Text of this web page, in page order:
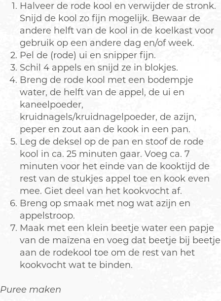
Halveer de rode kool en verwijder de stronk.
Snijd de kool zo fijn mogelijk. Bewaar de
andere helft van de kool in de koelkast voor
gebruik op een andere dag en/of week.
Pel de (rode) ui en snipper fijn.
Schil 4 appels en snijd ze in blokjes.
Breng de rode kool met een bodempje
water, de helft van de appel, de ui en
kaneelpoeder,
kruidnagels/kruidnagelpoeder, de azijn,
peper en zout aan de kook in een pan.
Leg de deksel op de pan en stoof de rode
kool in ca. 25 minuten gaar. Voeg ca. 7
minuten voor het einde van de kooktijd de
rest van de stukjes appel toe en kook even
mee. Giet deel van het kookvocht af.
Breng op smaak met nog wat azijn en
appelstroop.
Maak met een klein beetje water een papje
van de maïzena en voeg dat beetje bij beetje
aan de rodekool toe om de rest van het
kookvocht wat te binden.
Puree maken